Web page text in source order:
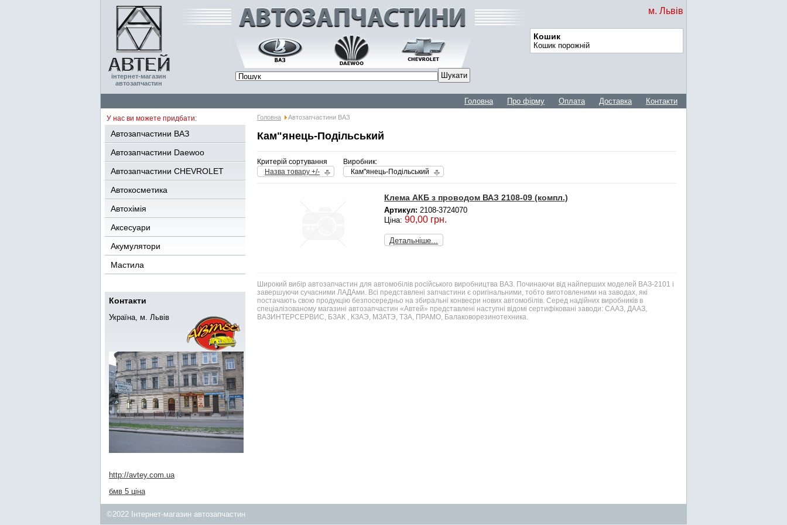
інтернет-магазин
автозапчастин
м. Львів
Кошик
Кошик порожній
Головна Про фірму Оплата Доставка Контакти
У нас ви можете придбати:
Автозапчастини ВАЗ
Автозапчастини Daewoo
Автозапчастини CHEVROLET
Автокосметика
Автохімія
Аксесуари
Акумулятори
Мастила
Контакти
Україна, м. Львів
http://avtey.com.ua
бмв 5 ціна
Головна Автозапчастини ВАЗ
Кам"янець-Подільський
Критерій сортування
Назва товару +/-
Виробник:
Кам"янець-Подільський
Клема АКБ з проводом ВАЗ 2108-09 (компл.)
Артикул: 2108-3724070
Ціна:90,00 грн.
Детальніше...
Широкий вибір автозапчастин для автомобілів російського виробництва ВАЗ. Починаючи від найперших моделей ВАЗ-2101 і
завершуючи сучасними ЛАДАми. Всі представлені запчастини є оригінальними, тобто виготовленими на заводах, які
постачають свою продукцію безпосередньо на збиральні конвеєри нових автомобілів. Серед надійних виробників в
спеціалізованому магазині автозапчастин «Автей» представлені наступні відомі сертифіковані заводи: СААЗ, ДААЗ,
ВАЗИНТЕРСЕРВИС, БЗАК , КЗАЭ, МЗАТЭ, ТЗА, ПРАМО, Балаковорезинотехника.
©2022 Інтернет-магазин автозапчастин